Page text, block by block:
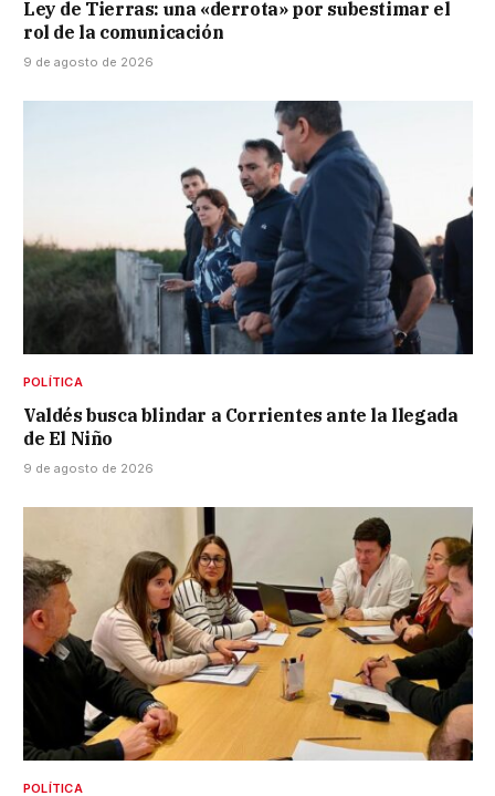
Ley de Tierras: una «derrota» por subestimar el
rol de la comunicación
9 de agosto de 2026
POLÍTICA
Valdés busca blindar a Corrientes ante la llegada
de El Niño
9 de agosto de 2026
POLÍTICA